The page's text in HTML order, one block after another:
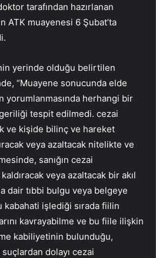
tarafından hazırlanan
ATK muayenesi 6 Şubat’ta
yerinde olduğu belirtilen
“Muayene sonucunda elde
yorumlanmasında herhangi bir
geriliği tespit edilmedi. cezai
ve kişide bilinç ve hareket
veya azaltacak nitelikte ve
sanığın cezai
veya azaltacak bir akıl
dair tıbbi bulgu veya belgeye
kabahati işlediği sırada fiilin
kavrayabilme ve bu fiile ilişkin
kabiliyetinin bulunduğu,
dolayı cezai